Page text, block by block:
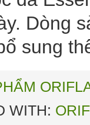
Dòng
sung
WITH: